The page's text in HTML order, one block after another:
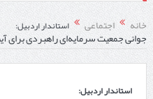
توسعه همکاری گمرک‌های
گزارش
خانه اجتماعی استاندار اردبیل:
جوانی جمعیت سرمایه‌ای راهبردی برای
استاندار اردبیل: